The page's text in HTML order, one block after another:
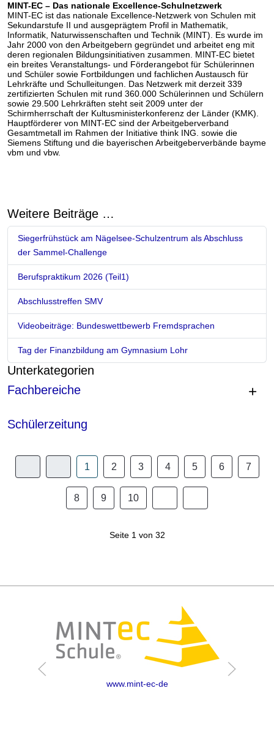
MINT-EC – Das nationale Excellence-Schulnetzwerk
MINT-EC ist das nationale Excellence-Netzwerk von Schulen mit
Sekundarstufe II und ausgeprägtem Profil in Mathematik,
Informatik, Naturwissenschaften und Technik (MINT). Es wurde im
Jahr 2000 von den Arbeitgebern gegründet und arbeitet eng mit
deren regionalen Bildungsinitiativen zusammen. MINT-EC bietet
ein breites Veranstaltungs- und Förderangebot für Schülerinnen
und Schüler sowie Fortbildungen und fachlichen Austausch für
Lehrkräfte und Schulleitungen. Das Netzwerk mit derzeit 339
zertifizierten Schulen mit rund 360.000 Schülerinnen und Schülern
sowie 29.500 Lehrkräften steht seit 2009 unter der
Schirmherrschaft der Kultusministerkonferenz der Länder (KMK).
Hauptförderer von MINT-EC sind der Arbeitgeberverband
Gesamtmetall im Rahmen der Initiative think ING. sowie die
Siemens Stiftung und die bayerischen Arbeitgeberverbände bayme
vbm und vbw.
Weitere Beiträge …
Siegerfrühstück am Nägelsee-Schulzentrum als Abschluss
der Sammel-Challenge
Berufspraktikum 2026 (Teil1)
Abschlusstreffen SMV
Videobeiträge: Bundeswettbewerb Fremdsprachen
Tag der Finanzbildung am Gymnasium Lohr
Unterkategorien
Fachbereiche
Schülerzeitung
1 2 3 4 5 6 7
8 9 10
Seite 1 von 32
www.mint-ec-de